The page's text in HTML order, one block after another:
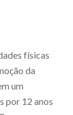
físicas
da
um
por 12 anos